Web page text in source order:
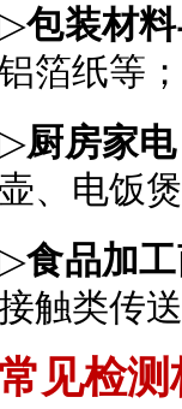
包装材
箔纸等；
厨房家
壶、电饭
食品加
触类传
常见检